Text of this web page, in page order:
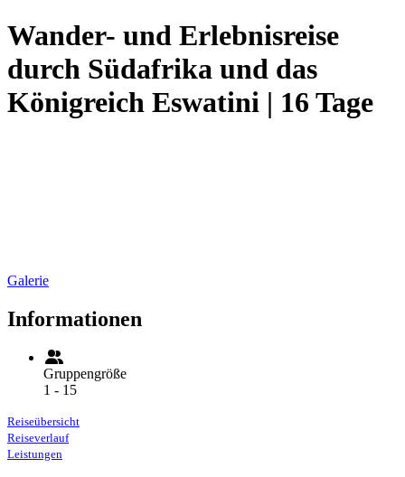
Wander- und Erlebnisreise
durch Südafrika und das
Königreich Eswatini | 16 Tage
Galerie
Informationen
Gruppengröße
1 - 15
Reiseübersicht
Reiseverlauf
Leistungen